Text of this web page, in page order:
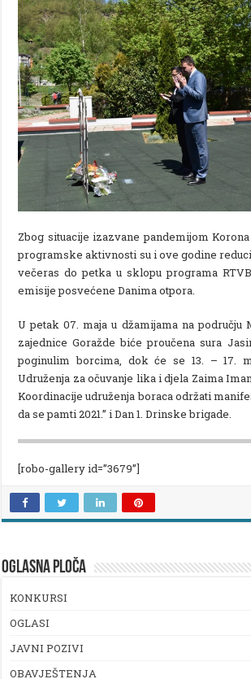
Zbog situacije izazvane pandemijom Korona
programske aktivnosti su i ove godine
večeras do petka u sklopu programa
emisije posvećene Danima otpora.
U petak 07. maja u džamijama na području
zajednice Goražde biće proučena sura
poginulim borcima, dok će se 13. – 17.
Udruženja za očuvanje lika i djela Zaima
Koordinacije udruženja boraca održati
da se pamti 2021.” i Dan 1. Drinske brigade.
[robo-gallery id=”3679”]
OGLASNA PLOČA
KONKURSI
OGLASI
JAVNI POZIVI
OBAVJEŠTENJA